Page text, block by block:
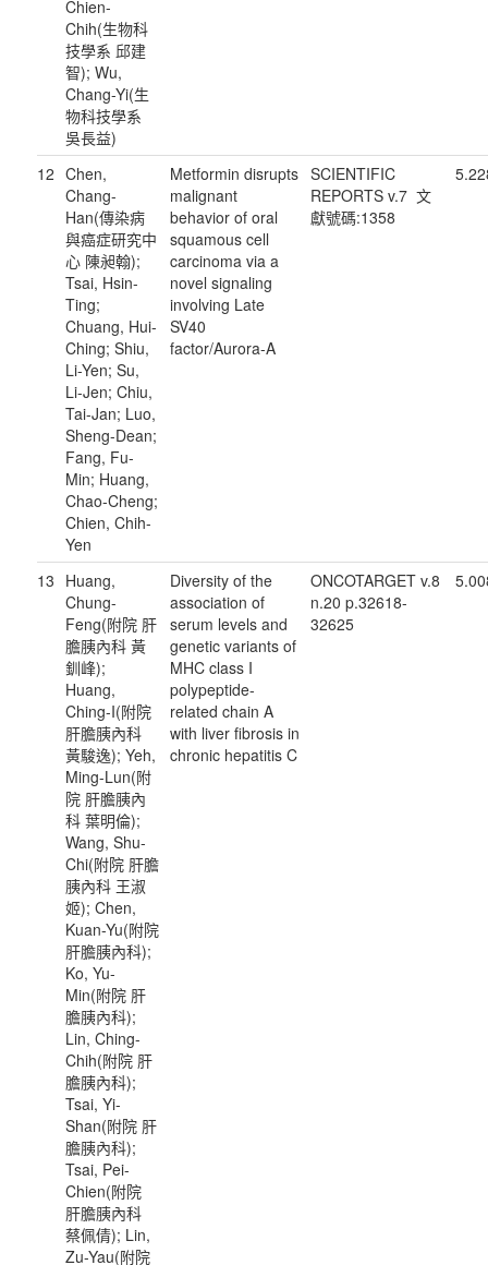
Chien-
Chih(生物科
技學系 邱建
智); Wu,
Chang-Yi(生
物科技學系
吳長益)
12 Chen,
Chang-
Han(傳染病
與癌症研究中
心 陳昶翰);
Tsai, Hsin-
Ting;
Chuang, Hui-
Ching; Shiu,
Li-Yen; Su,
Li-Jen; Chiu,
Tai-Jan; Luo,
Sheng-Dean;
Fang, Fu-
Min; Huang,
Chao-Cheng;
Chien, Chih-
Yen
Metformin disrupts
malignant
behavior of oral
squamous cell
carcinoma via a
novel signaling
involving Late
SV40
factor/Aurora-A
SCIENTIFIC
REPORTS v.7 文
獻號碼:1358
13 Huang,
Chung-
Feng(附院 肝
膽胰內科 黃
釧峰);
Huang,
Ching-I(附院
肝膽胰內科
黃駿逸); Yeh,
Ming-Lun(附
院 肝膽胰內
科 葉明倫);
Wang, Shu-
Chi(附院 肝膽
胰內科 王淑
姬); Chen,
Kuan-Yu(附院
肝膽胰內科);
Ko, Yu-
Min(附院 肝
膽胰內科);
Lin, Ching-
Chih(附院 肝
膽胰內科);
Tsai, Yi-
Shan(附院 肝
膽胰內科);
Tsai, Pei-
Chien(附院
肝膽胰內科
蔡佩倩); Lin,
Zu-Yau(附院
Diversity of the
association of
serum levels and
genetic variants of
MHC class I
polypeptide-
related chain A
with liver fibrosis in
chronic hepatitis C
ONCOTARGET v.8
n.20 p.32618-
32625